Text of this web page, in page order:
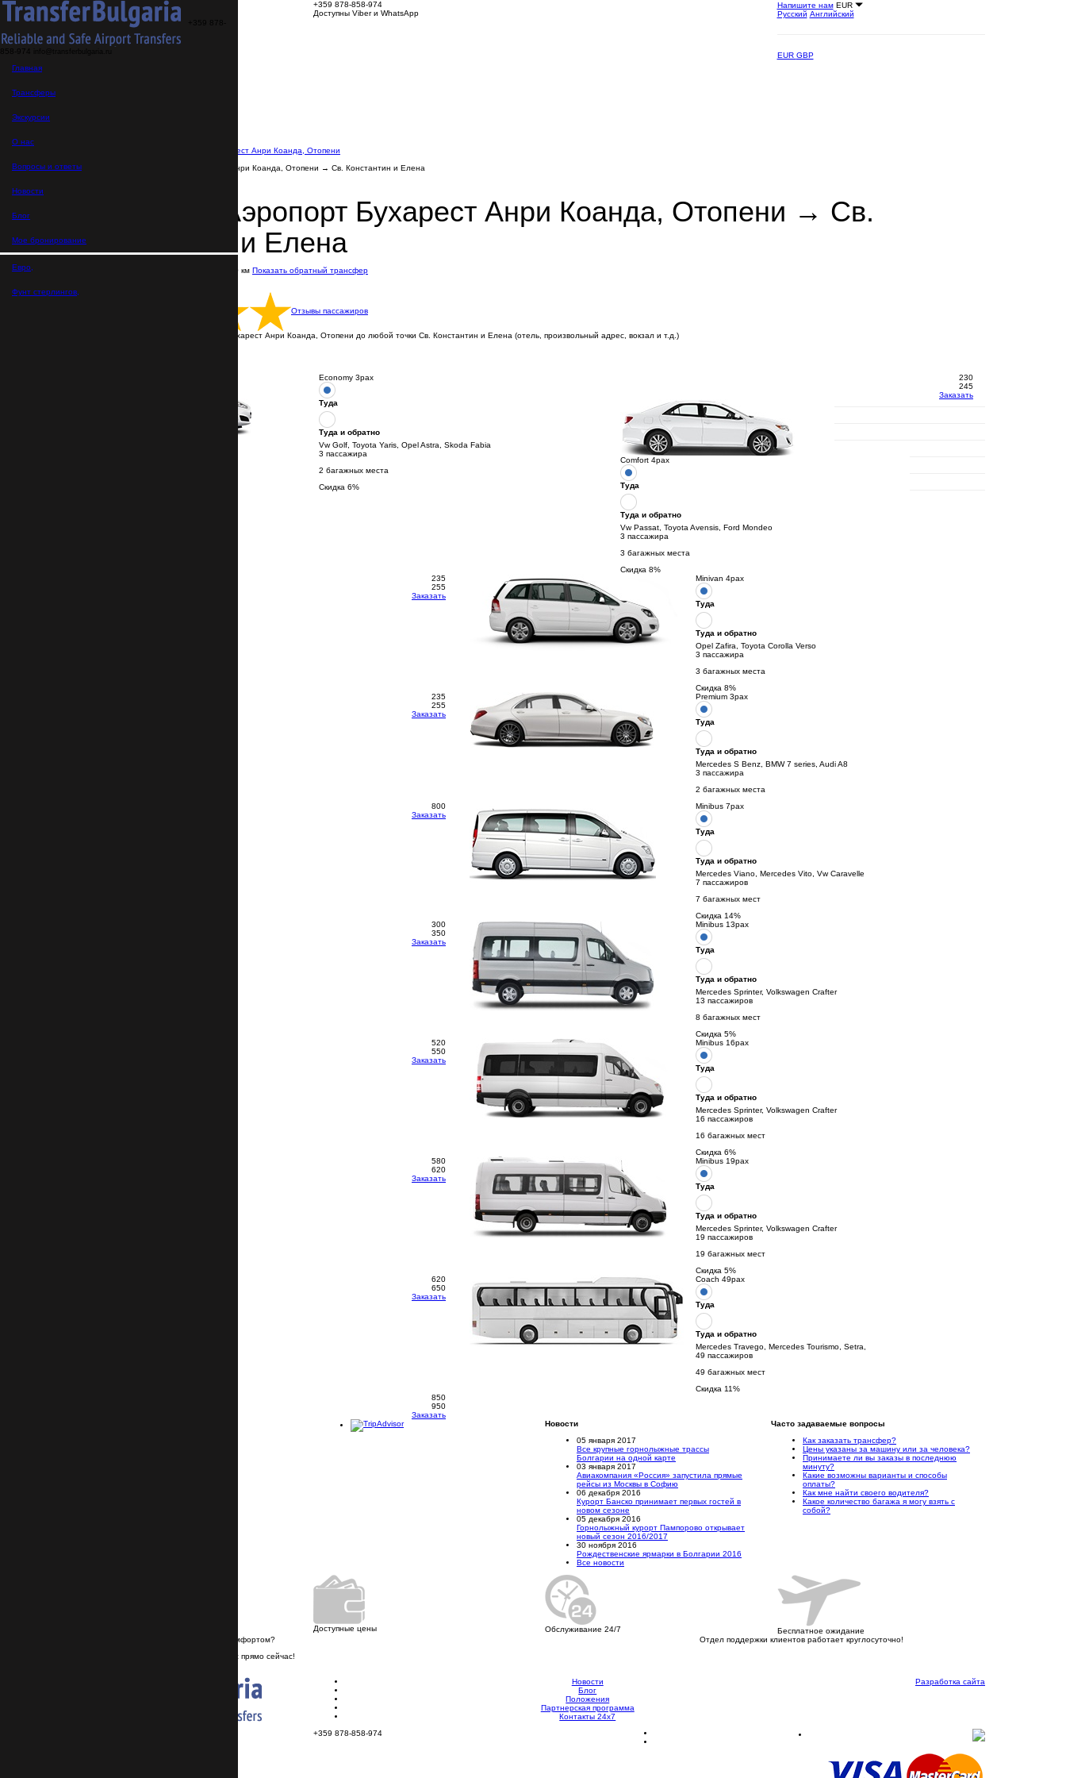
+359 878-
858-974
Главная
Трансферы
Экскурсии
О нас
Вопросы и ответы
Новости
Блог
Мое бронирование
Евро,
Фунт стерлингов,
+359 878-858-974
Доступны Viber и WhatsApp
Напишите нам EUR
Русский Английский
EUR GBP
Трансферы из Аэропорта Бухарест Анри Коанда, Отопени
Трансфер Аэропорт Бухарест Анри Коанда, Отопени → Св. Константин и Елена
Трансфер Аэропорт Бухарест Анри Коанда, Отопени → Св.
Константин и Елена
Расстояние: 300 км Показать обратный трансфер
Отзывы пассажиров
Трансфер выполняется из Аэропорта Бухарест Анри Коанда, Отопени до любой точки Св. Константин и Елена (отель, произвольный адрес, вокзал и т.д.)
Economy 3pax
Туда
Туда и обратно
Vw Golf, Toyota Yaris, Opel Astra, Skoda Fabia
3 пассажира
2 багажных места
Скидка 6%
230
245
Заказать
Comfort 4pax
Туда
Туда и обратно
Vw Passat, Toyota Avensis, Ford Mondeo
3 пассажира
3 багажных места
Скидка 8%
235
255
Заказать
Minivan 4pax
Туда
Туда и обратно
Opel Zafira, Toyota Corolla Verso
3 пассажира
3 багажных места
Скидка 8%
235
255
Заказать
Premium 3pax
Туда
Туда и обратно
Mercedes S Benz, BMW 7 series, Audi A8
3 пассажира
2 багажных места
800
Заказать
Minibus 7pax
Туда
Туда и обратно
Mercedes Viano, Mercedes Vito, Vw Caravelle
7 пассажиров
7 багажных мест
Скидка 14%
300
350
Заказать
Minibus 13pax
Туда
Туда и обратно
Mercedes Sprinter, Volkswagen Crafter
13 пассажиров
8 багажных мест
Скидка 5%
520
550
Заказать
Minibus 16pax
Туда
Туда и обратно
Mercedes Sprinter, Volkswagen Crafter
16 пассажиров
16 багажных мест
Скидка 6%
580
620
Заказать
Minibus 19pax
Туда
Туда и обратно
Mercedes Sprinter, Volkswagen Crafter
19 пассажиров
19 багажных мест
Скидка 5%
620
650
Заказать
Coach 49pax
Туда
Туда и обратно
Mercedes Travego, Mercedes Tourismo, Setra,
49 пассажиров
49 багажных мест
Скидка 11%
850
950
Заказать
Новости
05 января 2017
Все крупные горнолыжные трассы
Болгарии на одной карте
03 января 2017
Авиакомпания «Россия» запустила прямые
рейсы из Москвы в Софию
06 декабря 2016
Курорт Банско принимает первых гостей в
новом сезоне
05 декабря 2016
Горнолыжный курорт Пампорово открывает
новый сезон 2016/2017
30 ноября 2016
Рождественские ярмарки в Болгарии 2016
Все новости
Часто задаваемые вопросы
Как заказать трансфер?
Цены указаны за машину или за человека?
Принимаете ли вы заказы в последнюю
минуту?
Какие возможны варианты и способы
оплаты?
Как мне найти своего водителя?
Какое количество багажа я могу взять с
собой?
Доступные цены Обслуживание 24/7
Бесплатное ожидание
Хотите путешествовать недорого и с комфортом?
Если да, то заказывайте трансфер у нас прямо сейчас!
Отдел поддержки клиентов работает круглосуточно!
Новости
Блог
Положения
Партнерская программа
Контакты 24х7
Разработка сайта
+359 878-858-974